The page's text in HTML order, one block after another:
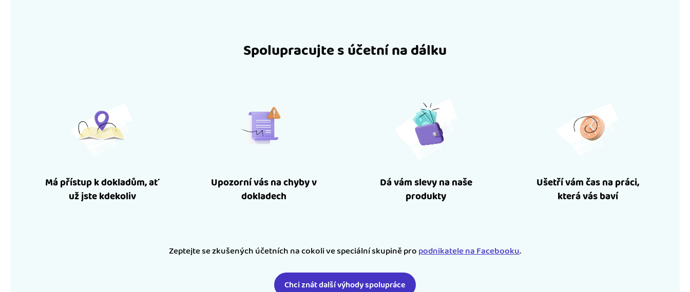
Spolupracujte s účetní na dálku
Má přístup k dokladům, ať
už jste kdekoliv
Upozorní vás na chyby v
dokladech
Dá vám slevy na naše
produkty
Ušetří vám čas na práci,
která vás baví
Zeptejte se zkušených účetních na cokoli ve speciální skupině propodnikatele na Facebooku.
Chci znát další výhody spolupráce